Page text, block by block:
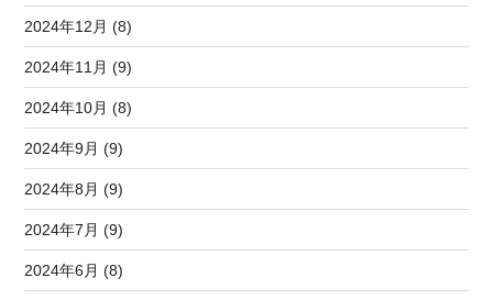
2024年12月 (8)
2024年11月 (9)
2024年10月 (8)
2024年9月 (9)
2024年8月 (9)
2024年7月 (9)
2024年6月 (8)